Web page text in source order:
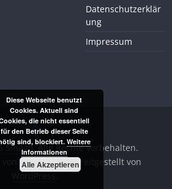
Datenschutzerklär
ung
Impressum
Smago. Alle Rechte vorbehalten.
von ThemeGrill. Bereitgestellt von
Diese Webseite benutzt
Cookies. Aktuell sind
die nicht essentiell
für den Betrieb dieser Seite
sind, blockiert. Weitere
Informationen
Alle Akzeptieren